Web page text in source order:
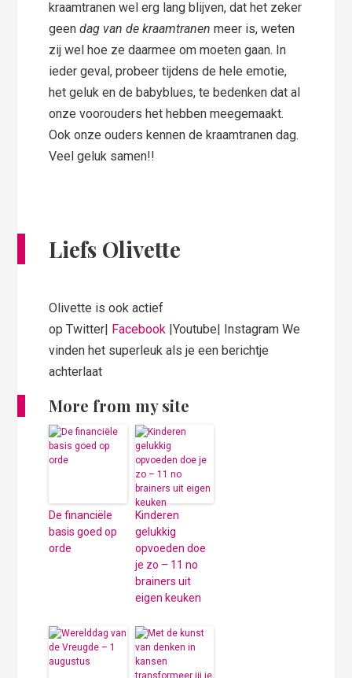
kraamtranen wel erg lang blijven, dat het zeker
geendag van de kraamtranen meer is, weten
zij wel hoe ze daarmee om moeten gaan. In
ieder geval, probeer tijdens de hele emotie,
het geluk en de babyblues, te bedenken dat al
onze voorouders het hebben meegemaakt.
Ook onze ouders kennen de kraamtranen dag.
Veel geluk samen!!
Liefs Olivette
Olivette is ook actief
op Twitter| Facebook |Youtube| Instagram We
vinden het superleuk als je een berichtje
achterlaat
More from my site
De financiële
basis goed op
orde
Kinderen
gelukkig
opvoeden doe
je zo – 11 no
brainers uit
eigen keuken